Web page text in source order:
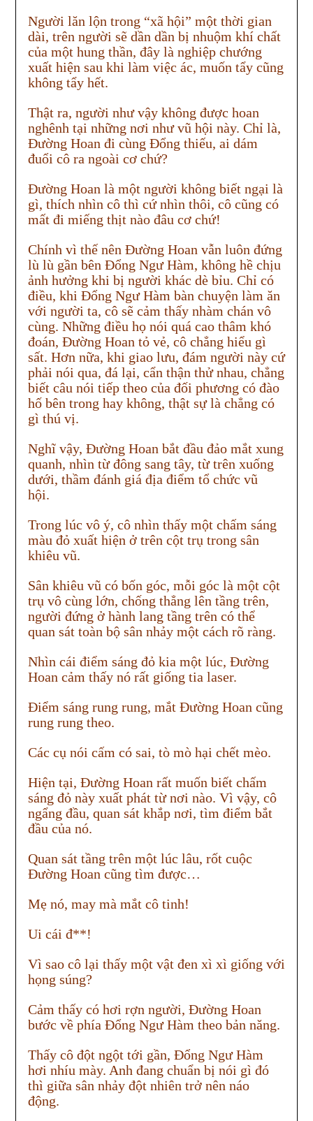
Người lăn lộn trong “xã hội” một thời gian
dài, trên người sẽ dần dần bị nhuộm khí chất
của một hung thần, đây là nghiệp chướng
xuất hiện sau khi làm việc ác, muốn tẩy cũng
không tẩy hết.
Thật ra, người như vậy không được hoan
nghênh tại những nơi như vũ hội này. Chỉ là,
Đường Hoan đi cùng Đổng thiếu, ai dám
đuổi cô ra ngoài cơ chứ?
Đường Hoan là một người không biết ngại là
gì, thích nhìn cô thì cứ nhìn thôi, cô cũng có
mất đi miếng thịt nào đâu cơ chứ!
Chính vì thế nên Đường Hoan vẫn luôn đứng
lù lù gần bên Đổng Ngư Hàm, không hề chịu
ảnh hưởng khi bị người khác dè bỉu. Chỉ có
điều, khi Đổng Ngư Hàm bàn chuyện làm ăn
với người ta, cô sẽ cảm thấy nhàm chán vô
cùng. Những điều họ nói quá cao thâm khó
đoán, Đường Hoan tỏ vẻ, cô chẳng hiểu gì
sất. Hơn nữa, khi giao lưu, đám người này cứ
phải nói qua, đá lại, cẩn thận thử nhau, chẳng
biết câu nói tiếp theo của đối phương có đào
hố bên trong hay không, thật sự là chẳng có
gì thú vị.
Nghĩ vậy, Đường Hoan bắt đầu đảo mắt xung
quanh, nhìn từ đông sang tây, từ trên xuống
dưới, thầm đánh giá địa điểm tổ chức vũ
hội.
Trong lúc vô ý, cô nhìn thấy một chấm sáng
màu đỏ xuất hiện ở trên cột trụ trong sân
khiêu vũ.
Sân khiêu vũ có bốn góc, mỗi góc là một cột
trụ vô cùng lớn, chống thẳng lên tầng trên,
người đứng ở hành lang tầng trên có thể
quan sát toàn bộ sân nhảy một cách rõ ràng.
Nhìn cái điểm sáng đỏ kia một lúc, Đường
Hoan cảm thấy nó rất giống tia laser.
Điểm sáng rung rung, mắt Đường Hoan cũng
rung rung theo.
Các cụ nói cấm có sai, tò mò hại chết mèo.
Hiện tại, Đường Hoan rất muốn biết chấm
sáng đỏ này xuất phát từ nơi nào. Vì vậy, cô
ngẩng đầu, quan sát khắp nơi, tìm điểm bắt
đầu của nó.
Quan sát tầng trên một lúc lâu, rốt cuộc
Đường Hoan cũng tìm được…
Mẹ nó, may mà mắt cô tinh!
Ui cái đ**!
Vì sao cô lại thấy một vật đen xì xì giống với
họng súng?
Cảm thấy có hơi rợn người, Đường Hoan
bước về phía Đổng Ngư Hàm theo bản năng.
Thấy cô đột ngột tới gần, Đổng Ngư Hàm
hơi nhíu mày. Anh đang chuẩn bị nói gì đó
thì giữa sân nhảy đột nhiên trở nên náo
động.